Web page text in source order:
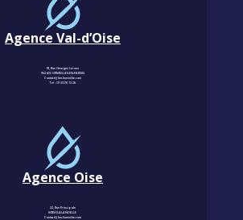
Agence Val-d’Oise
18, Rue Georges Leroux
95240 CORMEILLES-EN-PARISIS
Contact@km-humidite.com
Tel :01 30 76 13 26
Agence Oise
22, Rue Principale
60850 LALANDELLE
Contact@km-humidite.com